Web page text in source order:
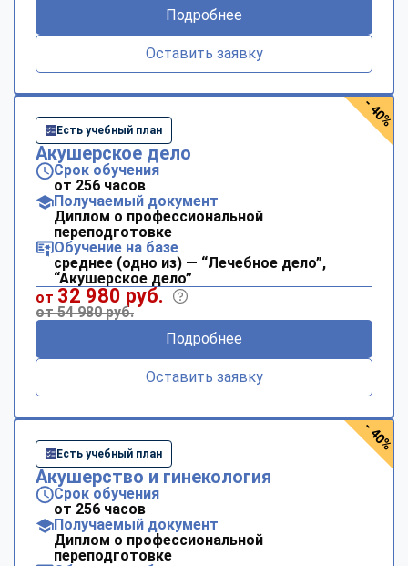
Подробнее
Оставить заявку
Есть учебный план
Акушерское дело
Срок обучения
от 256 часов
Получаемый документ
Диплом о профессиональной
переподготовке
Обучение на базе
среднее (одно из) — “Лечебное дело”,
“Акушерское дело”
от 32 980 руб.
от 54 980 руб.
Подробнее
Оставить заявку
- 40%
Есть учебный план
Акушерство и гинекология
Срок обучения
от 256 часов
Получаемый документ
Диплом о профессиональной
переподготовке
- 40%